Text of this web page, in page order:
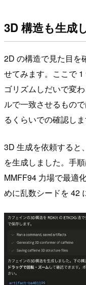
3D 構造も生成
2D の構造で見た目を
せてみます。ここで
ゴリズムしだいで変
ルで一致させるもの
るくらいでの確認しま
3D 生成を依頼すると
を生成しました。手
MMFF94 力場で最適
めに乱数シードを 42